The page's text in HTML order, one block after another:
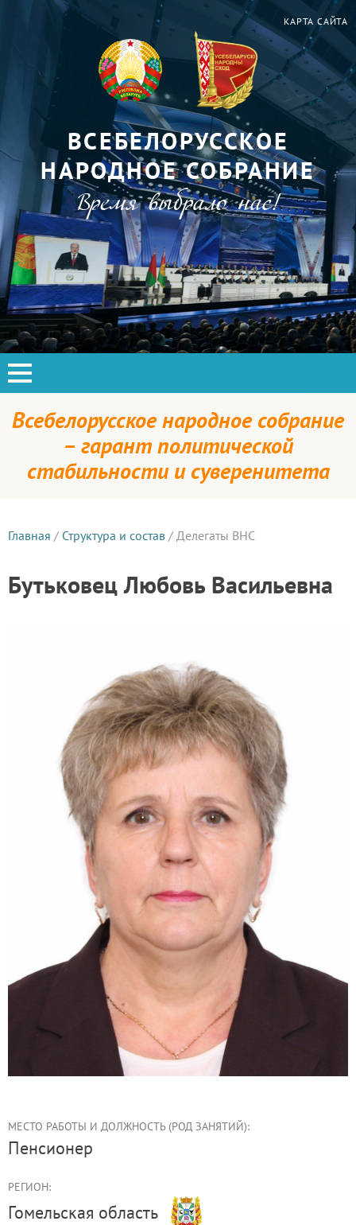
КАРТА САЙТА
ВСЕБЕЛОРУССКОЕ
НАРОДНОЕ СОБРАНИЕ
Время выбрало нас!
Всебелорусское народное собрание
– гарант политической
стабильности и суверенитета
Главная / Структура и состав / Делегаты ВНС
Бутьковец Любовь Васильевна
МЕСТО РАБОТЫ И ДОЛЖНОСТЬ (РОД ЗАНЯТИЙ):
пенсионер
РЕГИОН:
Гомельская область